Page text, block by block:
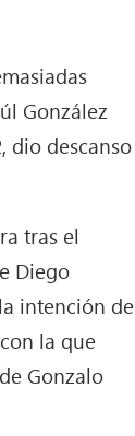
González
dio descanso
tras el
Diego
intención de
la que
Gonzalo